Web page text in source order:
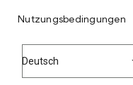
Nutzungsbedingungen
Deutsch